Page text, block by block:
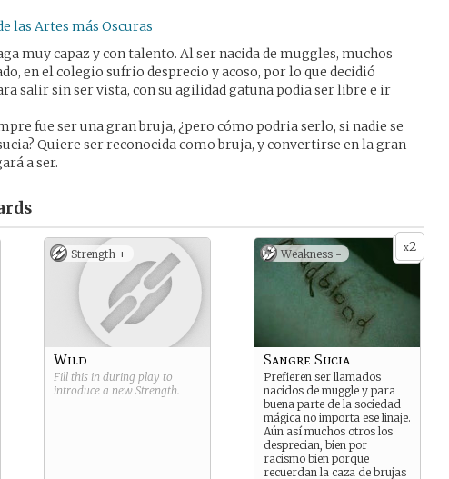
las Artes más Oscuras
muy capaz y con talento. Al ser nacida de muggles, muchos
en el colegio sufrio desprecio y acoso, por lo que decidió
salir sin ser vista, con su agilidad gatuna podia ser libre e ir
fue ser una gran bruja, ¿pero cómo podria serlo, si nadie se
Quiere ser reconocida como bruja, y convertirse en la gran
a ser.
Strength +
Wild
Fill this in during play to
introduce a new Strength.
x2
Weakness -
Sangre Sucia
Prefieren ser llamados
nacidos de muggle y para
buena parte de la sociedad
mágica no importa ese linaje.
Aún así muchos otros los
desprecian, bien por
racismo bien porque
recuerdan la caza de brujas